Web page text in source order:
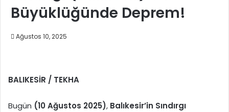
Büyüklüğünde Deprem!
Ağustos 10, 2025
BALIKESİR / TEKHA
Bugün (10 Ağustos 2025), Balıkesir’in Sındırgı